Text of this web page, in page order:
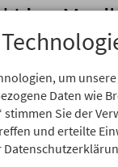
Live-
an
um
Daten wie
Sie der
und erteilte